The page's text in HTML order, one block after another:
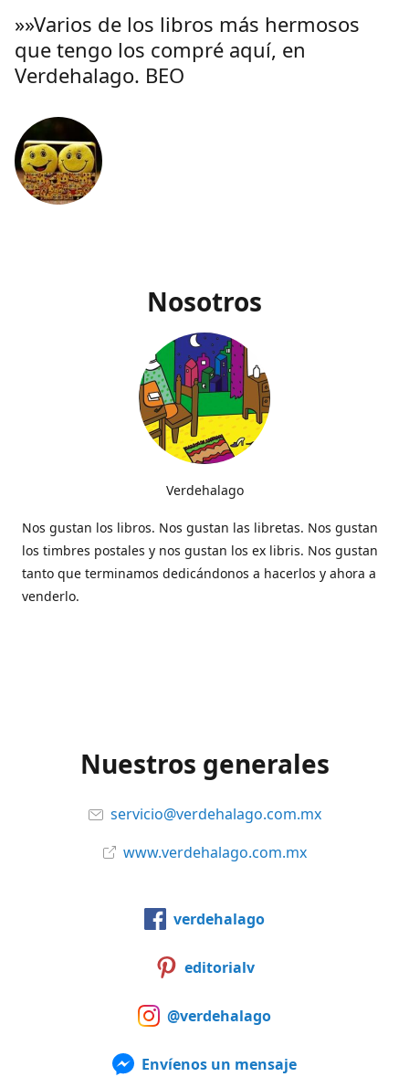
»»Varios de los libros más hermosos
que tengo los compré aquí, en
Verdehalago. BEO
Nosotros
Verdehalago
Nos gustan los libros. Nos gustan las libretas. Nos gustan
los timbres postales y nos gustan los ex libris. Nos gustan
tanto que terminamos dedicándonos a hacerlos y ahora a
venderlo.
Nuestros generales
servicio@verdehalago.com.mx
www.verdehalago.com.mx
verdehalago
editorialv
@verdehalago
Envíenos un mensaje